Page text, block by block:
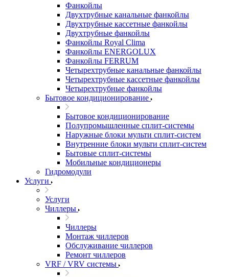
Фанкойлы
Двухтрубные канальные фанкойлы
Двухтрубные кассетные фанкойлы
Двухтрубные фанкойлы
Фанкойлы Royal Clima
Фанкойлы ENERGOLUX
Фанкойлы FERRUM
Четырехтрубные канальные фанкойлы
Четырехтрубные кассетные фанкойлы
Четырехтрубные фанкойлы
Бытовое кондиционирование
Бытовое кондиционирование
Полупромышленные сплит-системы
Наружные блоки мульти сплит-систем
Внутренние блоки мульти сплит-систем
Бытовые сплит-системы
Мобильные кондиционеры
Гидромодули
Услуги
Услуги
Чиллеры
Чиллеры
Монтаж чиллеров
Обслуживание чиллеров
Ремонт чиллеров
VRF / VRV системы